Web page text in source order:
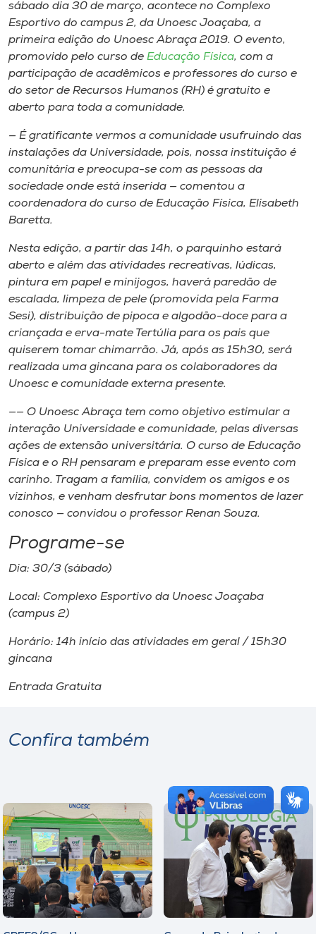
Unoesc
Store
o idioma
sábado dia 30 de março, acontece no Complexo
Esportivo do campus 2, da Unoesc Joaçaba, a
primeira edição do Unoesc Abraça 2019. O evento,
promovido pelo curso de Educação Física, com a
participação de acadêmicos e professores do curso e
do setor de Recursos Humanos (RH) é gratuito e
aberto para toda a comunidade.
— É gratificante vermos a comunidade usufruindo das
instalações da Universidade, pois, nossa instituição é
comunitária e preocupa-se com as pessoas da
sociedade onde está inserida — comentou a
coordenadora do curso de Educação Física, Elisabeth
Baretta.
Nesta edição, a partir das 14h, o parquinho estará
aberto e além das atividades recreativas, lúdicas,
pintura em papel e minijogos, haverá paredão de
escalada, limpeza de pele (promovida pela Farma
Sesi), distribuição de pipoca e algodão-doce para a
criançada e erva-mate Tertúlia para os pais que
quiserem tomar chimarrão. Já, após as 15h30, será
realizada uma gincana para os colaboradores da
Unoesc e comunidade externa presente.
—— O Unoesc Abraça tem como objetivo estimular a
interação Universidade e comunidade, pelas diversas
ações de extensão universitária. O curso de Educação
Física e o RH pensaram e preparam esse evento com
carinho. Tragam a família, convidem os amigos e os
vizinhos, e venham desfrutar bons momentos de lazer
conosco — convidou o professor Renan Souza.
Programe-se
Dia: 30/3 (sábado)
Local: Complexo Esportivo da Unoesc Joaçaba
(campus 2)
Horário: 14h início das atividades em geral / 15h30
gincana
Entrada Gratuita
Confira também